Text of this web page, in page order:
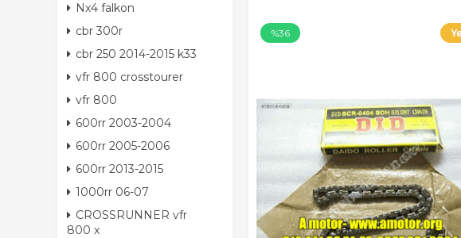
Nx4 falkon
cbr 300r
cbr 250 2014-2015 k33
vfr 800 crosstourer
vfr 800
600rr 2003-2004
600rr 2005-2006
600rr 2013-2015
1000rr 06-07
CROSSRUNNER vfr
800 x
%36